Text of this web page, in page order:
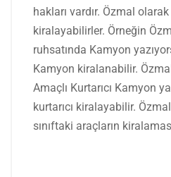
hakları vardır. Özmal olarak
kiralayabilirler. Örneğin
ruhsatında Kamyon
Kamyon kiralanabilir.
Amaçlı Kurtarıcı Kamyon
kurtarıcı kiralayabilir.
sınıftaki araçların